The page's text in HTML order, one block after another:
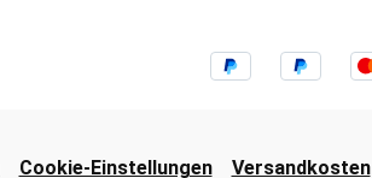
Cookie-Einstellungen Versandkosten